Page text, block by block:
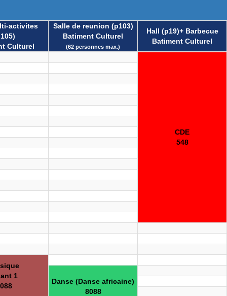
activites
Culturel
Salle de reunion (p103)
Batiment Culturel
(62 personnes max.)
Hall (p19)+ Barbecue
Batiment Culturel
CDE
548
1
Danse (Danse africaine)
8088